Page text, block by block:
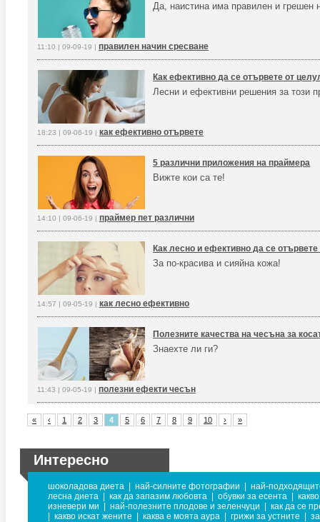
Да, наистина има правилен и грешен
11:10 | 09-09-19 | правилен начин сресване
Как ефективно да се отървете от
Лесни и ефективни решения за този
18:23 | 09-06-19 | как ефективно отървете
5 различни приложения на праймера
Вижте кои са те!
14:10 | 09-06-19 | праймер пет различни
Как лесно и ефективно да се отървете
За по-красива и сияйна кожа!
14:57 | 09-05-19 | как лесно ефективно
Полезните качества на чесъна за
Знаехте ли ги?
11:43 | 09-05-19 | полезни ефекти чесън
« ‹ 1 2 3 4 5 6 7 8 9 10 › »
Интересно
шоколадова диета най-силните фотографии
най-
лесна диета
как да запазим любовта обувки за есента
изневери ми
най-полезните плодове и зеленчуци
как да се
какво искат жените каква е моята аура грижи за устните